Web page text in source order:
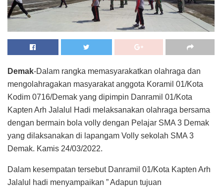
Demak-Dalam rangka memasyarakatkan olahraga dan
mengolahragakan masyarakat anggota Koramil 01/Kota
Kodim 0716/Demak yang dipimpin Danramil 01/Kota
Kapten Arh Jalalul Hadi melaksanakan olahraga bersama
dengan bermain bola volly dengan Pelajar SMA 3 Demak
yang dilaksanakan di lapangam Volly sekolah SMA 3
Demak. Kamis 24/03/2022.
Dalam kesempatan tersebut Danramil 01/Kota Kapten Arh
Jalalul hadi menyampaikan ” Adapun tujuan